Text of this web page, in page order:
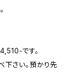
です。
さい。預かり先